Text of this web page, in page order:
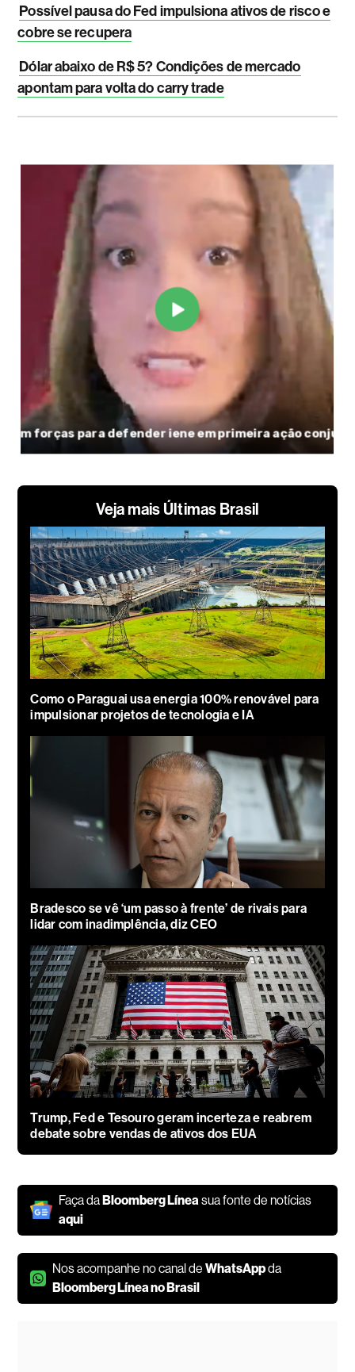
Possível pausa do Fed impulsiona ativos de risco e
cobre se recupera
Dólar abaixo de R$ 5? Condições de mercado
apontam para volta do carry trade
Veja mais Últimas Brasil
Como o Paraguai usa energia 100% renovável para
impulsionar projetos de tecnologia e IA
Bradesco se vê ‘um passo à frente’ de rivais para
lidar com inadimplência, diz CEO
Trump, Fed e Tesouro geram incerteza e reabrem
debate sobre vendas de ativos dos EUA
Faça daBloomberg Línea sua fonte de notícias
aqui
Nos acompanhe no canal deWhatsAppda
Bloomberg Línea no Brasil